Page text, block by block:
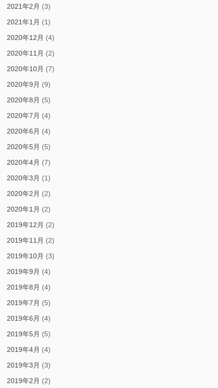
2021年2月 (3)
2021年1月 (1)
2020年12月 (4)
2020年11月 (2)
2020年10月 (7)
2020年9月 (9)
2020年8月 (5)
2020年7月 (4)
2020年6月 (4)
2020年5月 (5)
2020年4月 (7)
2020年3月 (1)
2020年2月 (2)
2020年1月 (2)
2019年12月 (2)
2019年11月 (2)
2019年10月 (3)
2019年9月 (4)
2019年8月 (4)
2019年7月 (5)
2019年6月 (4)
2019年5月 (5)
2019年4月 (4)
2019年3月 (3)
2019年2月 (2)